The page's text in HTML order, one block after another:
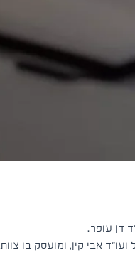
אבי קין, ומועסק בו